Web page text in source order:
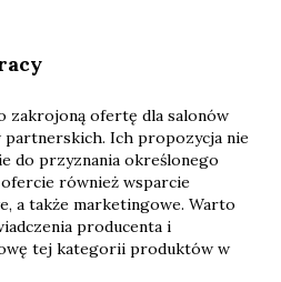
zakrojoną ofertę dla salonów
Ich propozycja nie
do przyznania określonego
również wsparcie
a także marketingowe. Warto
producenta i
tej kategorii produktów w